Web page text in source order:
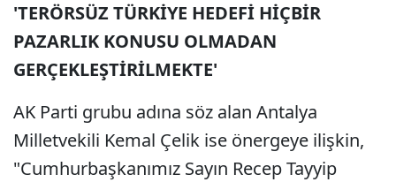
'TERÖRSÜZ TÜRKİYE HEDEFİ HİÇBİR
PAZARLIK KONUSU OLMADAN
GERÇEKLEŞTİRİLMEKTE'
AK Parti grubu adına söz alan Antalya
Milletvekili Kemal Çelik ise önergeye ilişkin,
"Cumhurbaşkanımız Sayın Recep Tayyip